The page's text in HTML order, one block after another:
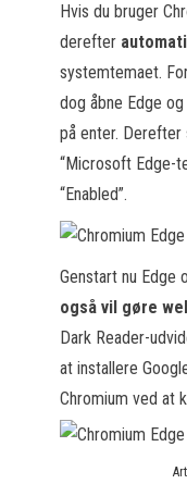
Hvis du bruger
derefter
systemtemaet.
dog åbne Edge og
på enter. Derefter
“Microsoft Edge-
“Enabled”.
Genstart nu Edge
også vil gøre
Dark Reader-
at installere
Chromium ved at